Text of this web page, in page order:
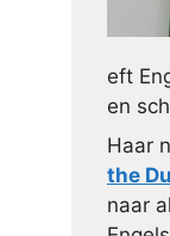
eft
en
Haar
the
naar